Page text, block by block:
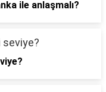
ile anlaşmalı?